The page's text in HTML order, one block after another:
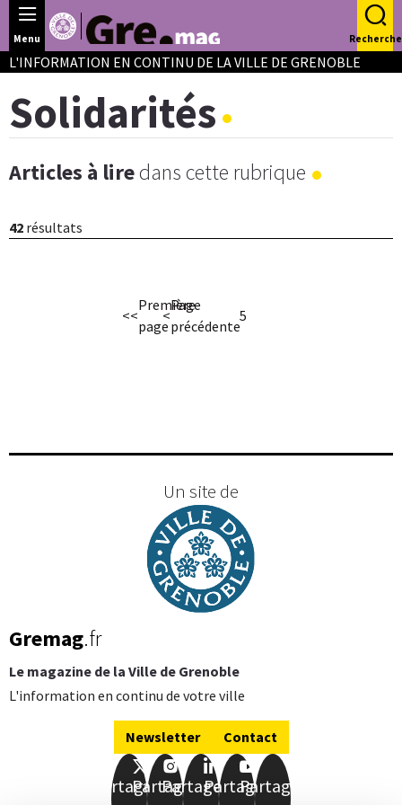
Panneau de gestion des cookies
Menu Recherche
L'INFORMATION EN CONTINU DE LA VILLE DE GRENOBLE
Solidarités
Articles à liredans cette rubrique
42 résultats
<<
Première
page
<
Page
précédente
5
Un site de
Gremag.fr
Le magazine de la Ville de Grenoble
L'information en continu de votre ville
Newsletter Contact
PartagerPartager
PartagerPartager
Partager